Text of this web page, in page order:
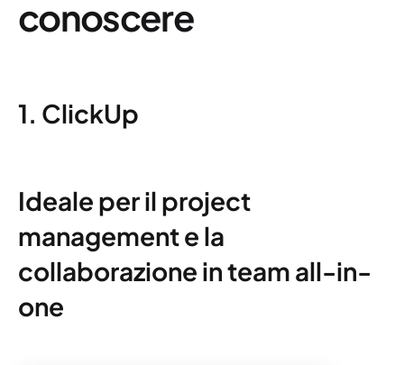
conoscere
1. ClickUp
Ideale per il project
management e la
collaborazione in team all-in-
one